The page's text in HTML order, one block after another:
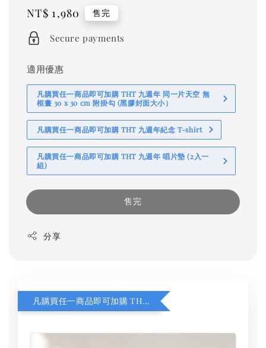
Regular
price
NT$ 1,980 售完
Secure payments
適用優惠
凡購買任一商品即可加購 THT 九週年 同一片天空 無
框畫 30 x 30 cm 附掛勾 (黑膠封面大小）
凡購買任一商品即可加購 THT 九週年紀念 T-shirt
凡購買任一商品即可加購 THT 九週年 唱片墊 (2入一
組)
售完
分享
凡購買任一商品即可加購 THT 九週年 同一片天空 無框畫 30 x 30 cm 附掛勾 (黑膠封面大小）